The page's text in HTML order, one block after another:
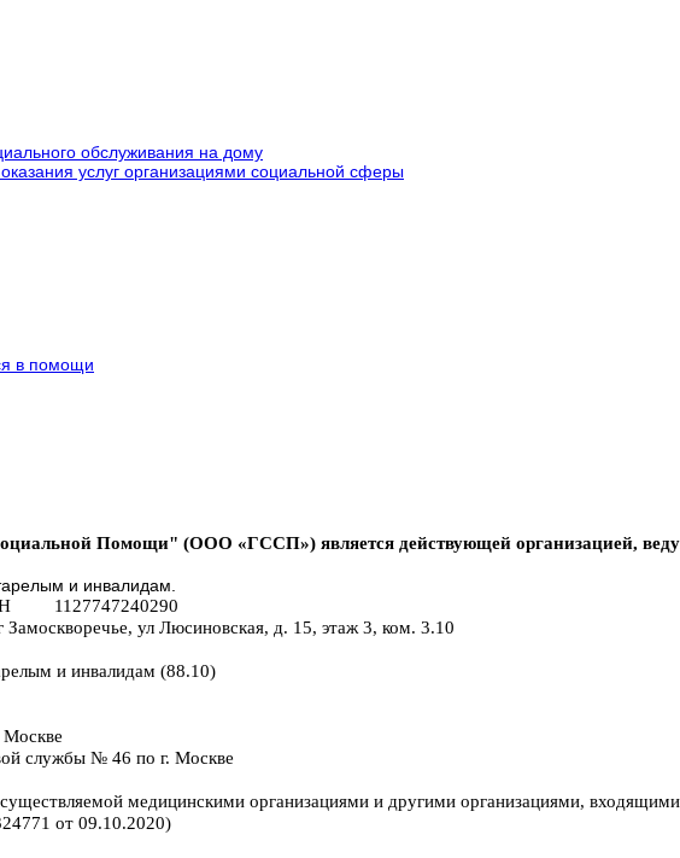
обслуживания на дому
услуг организациями социальной сферы
в помощи
Помощи" (ООО «ГССП») является действующей организацией,
и инвалидам.
1127747240290
ул Люсиновская, д. 15, этаж 3, ком. 3.10
и инвалидам (88.10)
службы № 46 по г. Москве
медицинскими организациями и другими организациями,
от 09.10.2020)